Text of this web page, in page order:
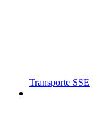
Transporte SSE